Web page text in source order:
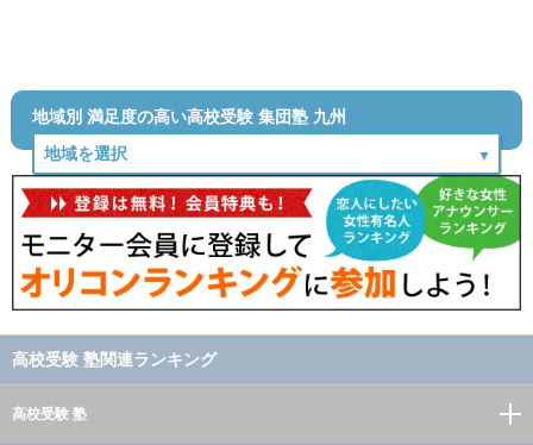
地域別 満足度の高い高校受験 集団塾 九州
高校受験 塾関連ランキング
高校受験 塾